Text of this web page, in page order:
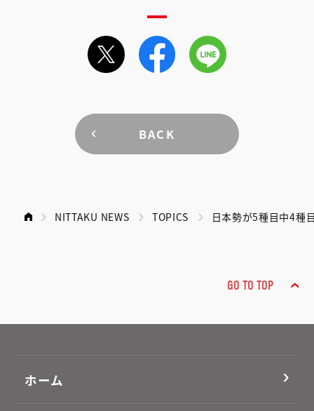
BACK
NITTAKU NEWS TOPICS 日本勢が5種目中4種
GO TO TOP
ホーム